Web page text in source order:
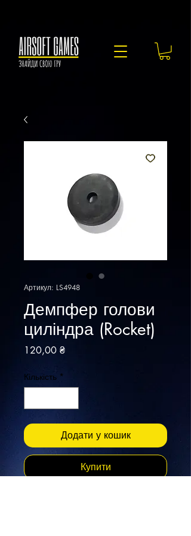
Артикул: LS4948
Демпфер голови
циліндра (Rocket)
120,00 ₴Ціна
Кількість *
Додати у кошик
Купити